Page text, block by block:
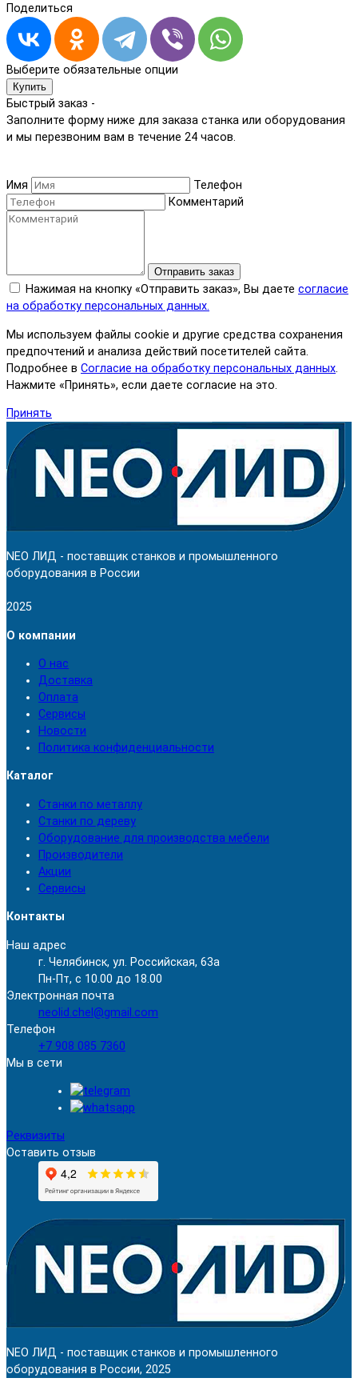
Поделиться
Выберите обязательные опции
Купить
Быстрый заказ -
Заполните форму ниже для заказа станка или оборудования
и мы перезвоним вам в течение 24 часов.
Имя
Телефон
Комментарий
Отправить заказ
Нажимая на кнопку «Отправить заказ», Вы даете согласие
на обработку персональных данных.
Мы используем файлы cookie и другие средства сохранения
предпочтений и анализа действий посетителей сайта.
Подробнее в Согласие на обработку персональных данных.
Нажмите «Принять», если даете согласие на это.
Принять
NEO ЛИД - поставщик станков и промышленного
оборудования в России
2025
О компании
О нас
Доставка
Оплата
Сервисы
Новости
Политика конфиденциальности
Каталог
Станки по металлу
Станки по дереву
Оборудование для производства мебели
Производители
Акции
Сервисы
Контакты
Наш адрес
г. Челябинск, ул. Российская, 63а
Пн-Пт, с 10.00 до 18.00
Электронная почта
neolid.chel@gmail.com
Телефон
+7 908 085 7360
Мы в сети
Реквизиты
Оставить отзыв
NEO ЛИД - поставщик станков и промышленного
оборудования в России, 2025